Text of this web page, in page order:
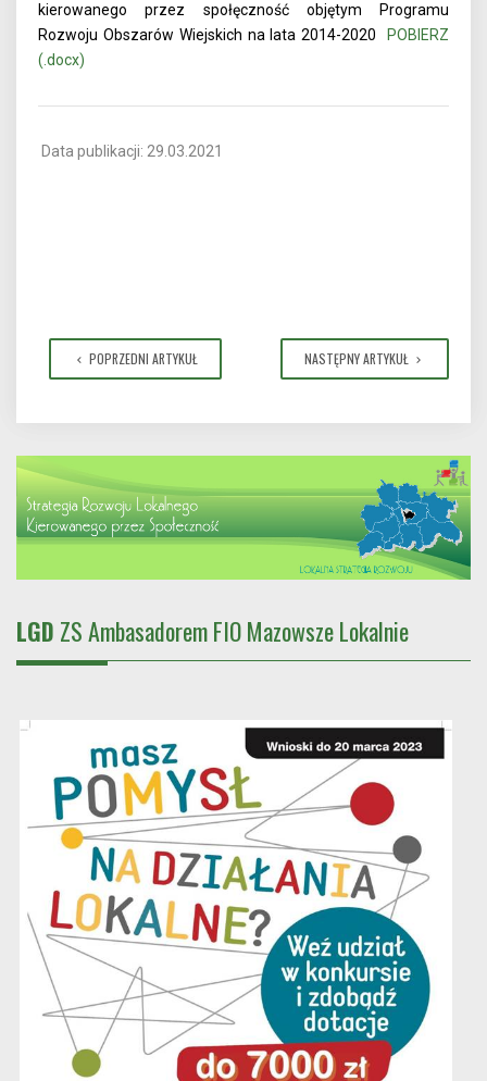
kierowanego przez społęczność objętym Programu
Rozwoju Obszarów Wiejskich na lata 2014-2020
POBIERZ
(.docx)
Data publikacji: 29.03.2021
POPRZEDNI ARTYKUŁ NASTĘPNY ARTYKUŁ
LGD ZS Ambasadorem FIO Mazowsze Lokalnie